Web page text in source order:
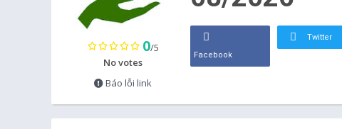
0/5
No votes
Báo lỗi link
Facebook
Twitter